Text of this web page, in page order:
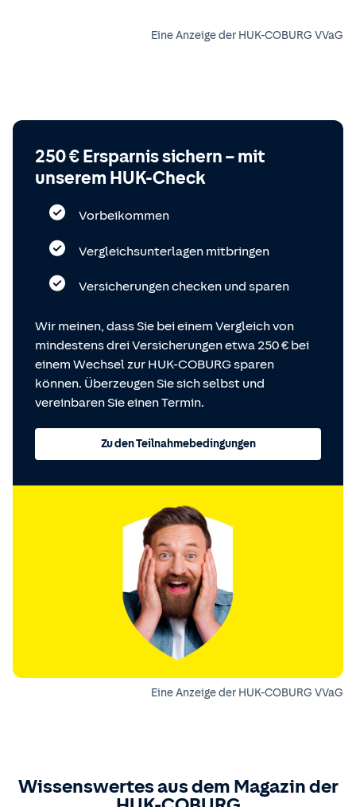
Eine Anzeige der HUK-COBURG VVaG
250 € Ersparnis sichern – mit
unserem HUK-Check
Vorbeikommen
Vergleichsunterlagen mitbringen
Versicherungen checken und sparen
Wir meinen, dass Sie bei einem Vergleich von
mindestens drei Versicherungen etwa 250 € bei
einem Wechsel zur HUK-COBURG sparen
können. Überzeugen Sie sich selbst und
vereinbaren Sie einen Termin.
Zu den Teilnahmebedingungen
Eine Anzeige der HUK-COBURG VVaG
Wissenswertes aus dem Magazin der